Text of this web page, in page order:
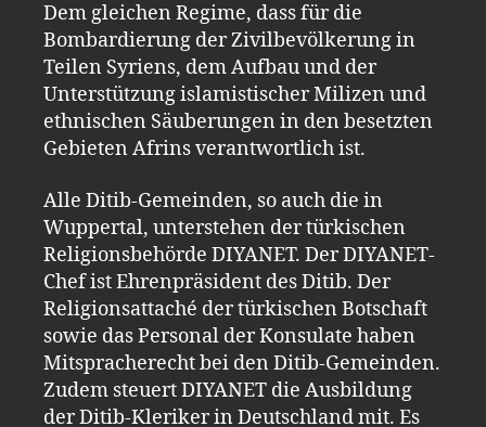
Dem gleichen Regime, dass für die
Bombardierung der Zivilbevölkerung in
Teilen Syriens, dem Aufbau und der
Unterstützung islamistischer Milizen und
ethnischen Säuberungen in den besetzten
Gebieten Afrins verantwortlich ist.
Alle Ditib-Gemeinden, so auch die in
Wuppertal, unterstehen der türkischen
Religionsbehörde DIYANET. Der DIYANET-
Chef ist Ehrenpräsident des Ditib. Der
Religionsattaché der türkischen Botschaft
sowie das Personal der Konsulate haben
Mitspracherecht bei den Ditib-Gemeinden.
Zudem steuert DIYANET die Ausbildung
der Ditib-Kleriker in Deutschland mit. Es